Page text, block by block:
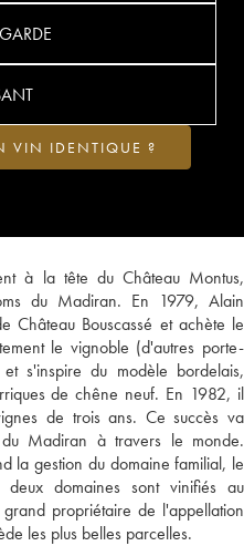
à la tête du Château Montus,
du Madiran. En 1979, Alain
Château Bouscassé et achète le
le vignoble (d'autres porte-
s'inspire du modèle bordelais,
de chêne neuf. En 1982, il
de trois ans. Ce succès va
Madiran à travers le monde.
la gestion du domaine familial, le
deux domaines sont vinifiés au
propriétaire de l'appellation
les plus belles parcelles.
VIN IDENTIQUE ?